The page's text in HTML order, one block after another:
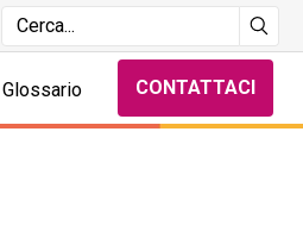
Glossario CONTATTACI